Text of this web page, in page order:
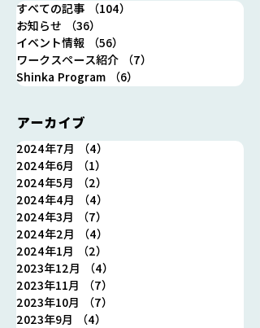
日/営業時間 変更のおしら
せ
すべての記事 （104）
お知らせ
（36）
イベント情報
（56）
ワークスペース紹介
（7）
Shinka Program
（6）
アーカイブ
2024年7月 （4）
2024年6月
（1）
2024年5月
（2）
2024年4月
（4）
2024年3月
（7）
2024年2月
（4）
2024年1月
（2）
2023年12月
（4）
2023年11月
（7）
2023年10月
（7）
2023年9月
（4）